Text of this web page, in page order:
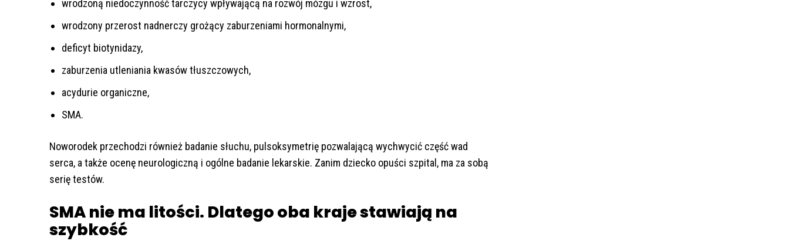
wrodzoną niedoczynność tarczycy wpływającą na rozwój mózgu i wzrost,
wrodzony przerost nadnerczy grożący zaburzeniami hormonalnymi,
deficyt biotynidazy,
zaburzenia utleniania kwasów tłuszczowych,
acydurie organiczne,
SMA.
Noworodek przechodzi również badanie słuchu, pulsoksymetrię pozwalającą wychwycić część wad
serca, a także ocenę neurologiczną i ogólne badanie lekarskie. Zanim dziecko opuści szpital, ma za sobą
serię testów.
SMA nie ma litości. Dlatego oba kraje stawiają na
szybkość